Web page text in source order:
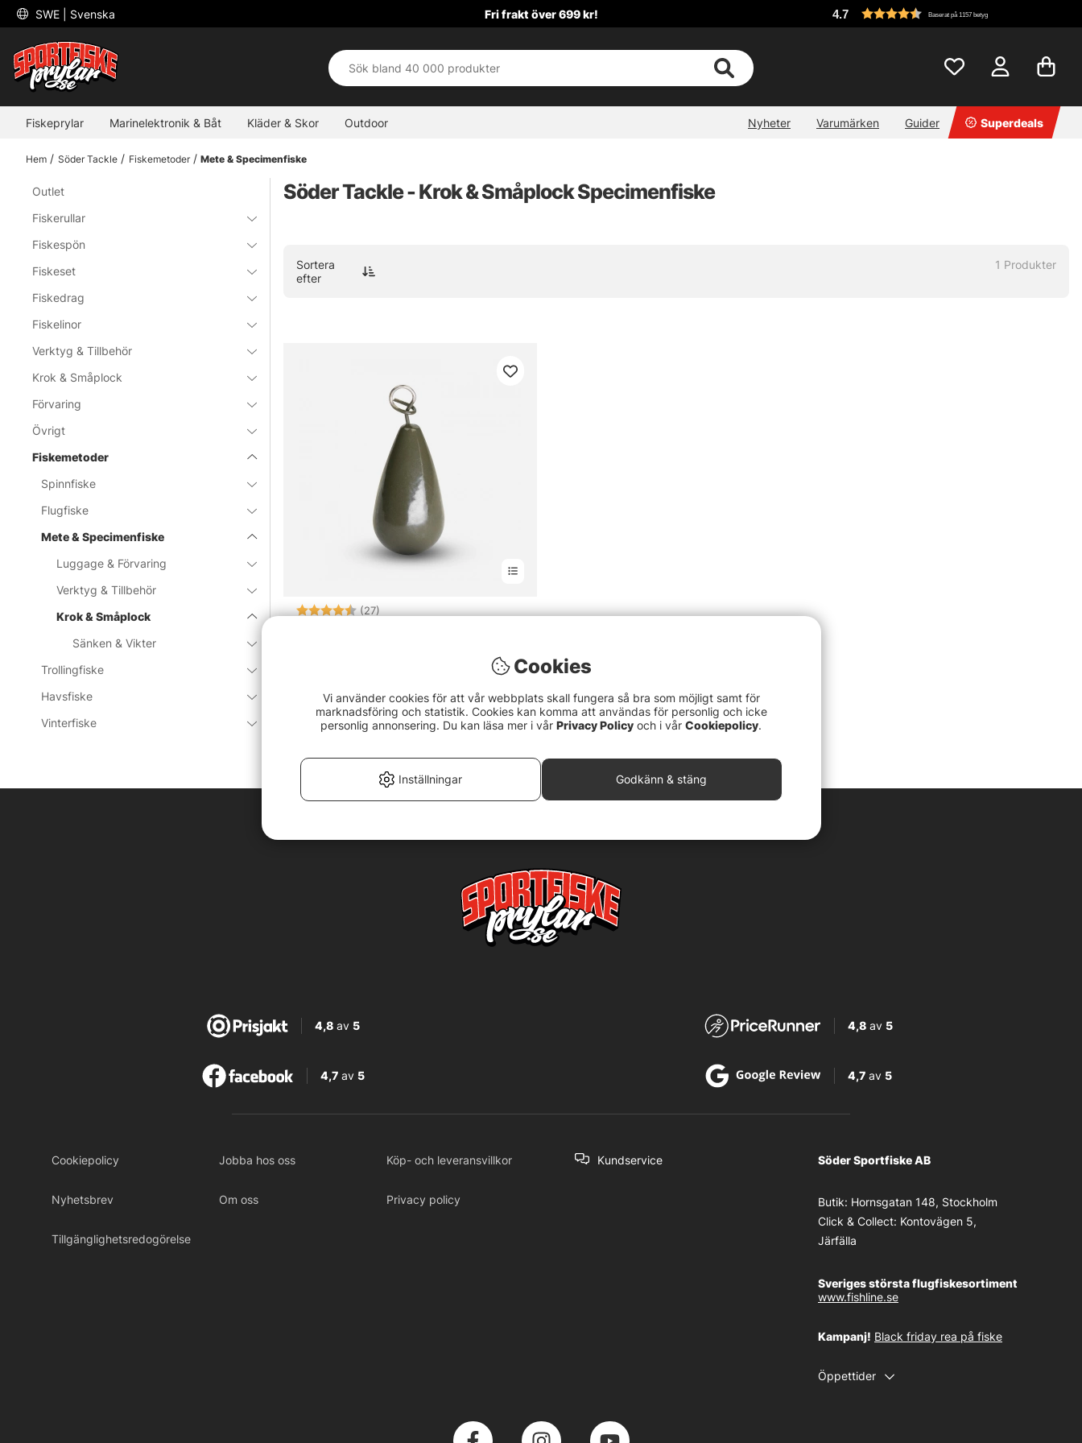
SWE | Svenska Fri frakt över 699 kr! 4.7 Baserat på 1157 betyg
Fiskeprylar Marinelektronik & Båt Kläder & Skor Outdoor Nyheter Varumärken Guider Superdeals
Hem Söder Tackle Fiskemetoder Mete & Specimenfiske
Outlet
Fiskerullar
Fiskespön
Fiskeset
Fiskedrag
Fiskelinor
Verktyg & Tillbehör
Krok & Småplock
Förvaring
Övrigt
Fiskemetoder
Spinnfiske
Flugfiske
Mete & Specimenfiske
Luggage & Förvaring
Verktyg & Tillbehör
Krok & Småplock
Sänken & Vikter
Trollingfiske
Havsfiske
Vinterfiske
Söder Tackle - Krok & Småplock Specimenfiske
Sortera
efter
1 Produkter
Betyg: (27)4.3 utav 5 stjärnor
4,8 av5 4,8av 5
4,7av 5 4,7av 5
Cookiepolicy Jobba hos oss Köp- och leveransvillkor
Nyhetsbrev Om oss Privacy policy
Tillgänglighetsredogörelse
Kundservice Söder Sportfiske AB
Butik: Hornsgatan 148, Stockholm
Click & Collect: Kontovägen 5,
Järfälla
Sveriges största flugfiskesortiment
www.fishline.se
Kampanj! Black friday rea på fiske
Öppettider
Cookies
Vi använder cookies för att vår webbplats skall fungera så bra som möjligt samt för
marknadsföring och statistik. Cookies kan komma att användas för personlig och icke
personlig annonsering. Du kan läsa mer i vår Privacy Policy och i vår Cookiepolicy.
Inställningar Godkänn & stäng